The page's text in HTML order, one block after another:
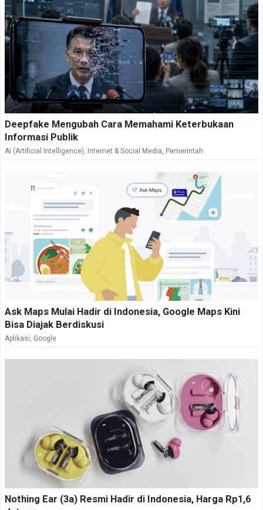
Deepfake Mengubah Cara Memahami Keterbukaan
Informasi Publik
AI (Artificial Intelligence) Internet & Social Media Pemerintah
Ask Maps Mulai Hadir di Indonesia, Google Maps Kini
Bisa Diajak Berdiskusi
Aplikasi Google
Nothing Ear (3a) Resmi Hadir di Indonesia, Harga Rp1,6